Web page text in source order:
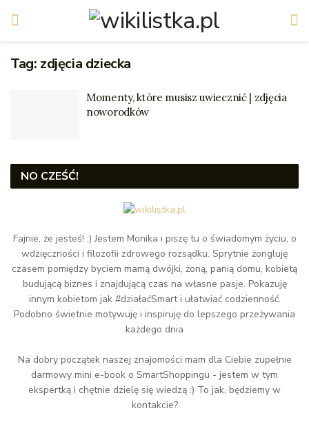
Tag: zdjęcia dziecka
Momenty, które musisz uwiecznić | zdjęcia
noworodków
NO CZEŚĆ!
Fajnie, że jesteś! :) Jestem Monika i piszę tu o świadomym życiu, o
wdzięczności i filozofii zdrowego rozsądku. Sprytnie żongluję
czasem pomiędzy byciem mamą dwójki, żoną, panią domu, kobietą
budującą biznes i znajdującą czas na własne pasje. Pokazuję
innym kobietom jak #działaćSmart i ułatwiać codzienność.
Podobno świetnie motywuję i inspiruję do lepszego przeżywania
każdego dnia
Na dobry początek naszej znajomości mam dla Ciebie zupełnie
darmowy mini e-book o SmartShoppingu - jestem w tym
ekspertką i chętnie dzielę się wiedzą :) To jak, będziemy w
kontakcie?